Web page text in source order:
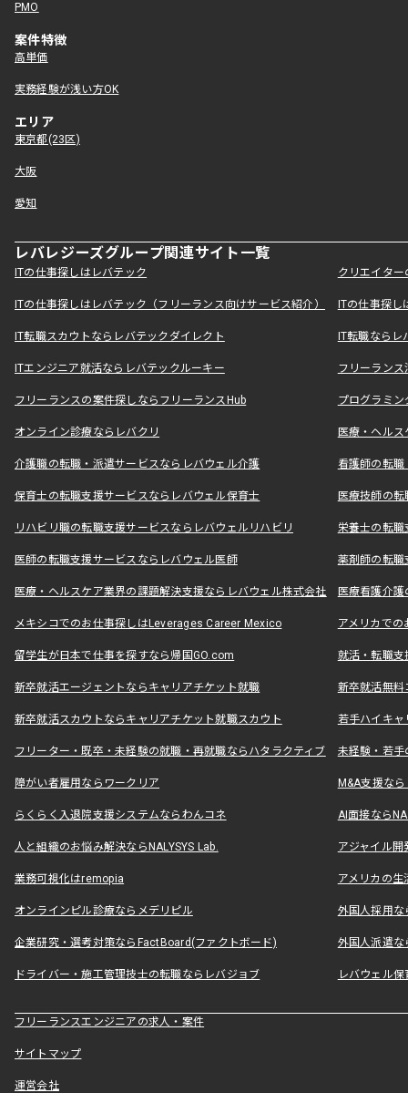
PMO
案件特徴
高単価
実務経験が浅い方OK
エリア
東京都(23区)
大阪
愛知
レバレジーズグループ関連サイト一覧
ITの仕事探しはレバテック クリエイタ
ITの仕事探しはレバテック（フリーランス向けサービス紹介） ITの仕事探
IT転職スカウトならレバテックダイレクト IT転職なら
ITエンジニア就活ならレバテックルーキー フリーラン
フリーランスの案件探しならフリーランスHub プログラミ
オンライン診療ならレバクリ 医療・ヘル
介護職の転職・派遣サービスならレバウェル介護 看護師の転
保育士の転職支援サービスならレバウェル保育士 医療技師の
リハビリ職の転職支援サービスならレバウェルリハビリ 栄養士の転
医師の転職支援サービスならレバウェル医師 薬剤師の転
医療・ヘルスケア業界の課題解決支援ならレバウェル株式会社 医療看護介
メキシコでのお仕事探しはLeverages Career Mexico アメリカで
留学生が日本で仕事を探すなら帰国GO.com 就活・転職
新卒就活エージェントならキャリアチケット就職 新卒就活無料
新卒就活スカウトならキャリアチケット就職スカウト 若手ハイキ
フリーター・既卒・未経験の就職・再就職ならハタラクティブ 未経験・若手
障がい者雇用ならワークリア M&A支援な
らくらく入退院支援システムならわんコネ AI面接なら
人と組織のお悩み解決ならNALYSYS Lab. アジャイル
業務可視化はremopia アメリカの
オンラインピル診療ならメデリピル 外国人採用
企業研究・選考対策ならFactBoard(ファクトボード) 外国人派遣な
ドライバー・施工管理技士の転職ならレバジョブ レバウェル
フリーランスエンジニアの求人・案件
サイトマップ
運営会社